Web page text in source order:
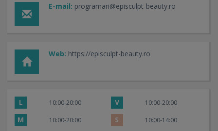
E-mail: programari@episculpt-beauty.ro
Web: https://episculpt-beauty.ro
L 10:00-20:00 V 10:00-20:00
M 10:00-20:00 S 10:00-14:00